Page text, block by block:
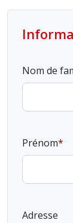
Nom de
Prénom
Adresse